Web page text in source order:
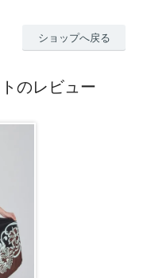
ショップへ戻る
のレビュー